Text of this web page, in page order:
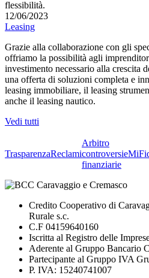
flessibilità.
12/06/2023
Leasing
Grazie alla collaborazione con gli
offriamo la possibilità agli
investimento necessario alla crescita
una offerta di soluzioni completa e
leasing immobiliare, il leasing
anche il leasing nautico.
Vedi tutti
TrasparenzaReclami
Arbitro
controversie
finanziarie
Credito Cooperativo di
Rurale s.c.
C.F 04159640160
Iscritta al Registro delle
Aderente al Gruppo Bancario
Partecipante al Gruppo IVA
P. IVA: 15240741007